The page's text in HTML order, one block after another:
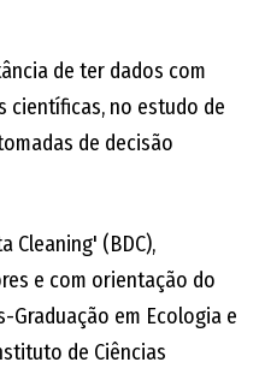
de ter dados com
científicas, no estudo de
de decisão
Cleaning' (BDC),
e com orientação do
Graduação em Ecologia e
de Ciências